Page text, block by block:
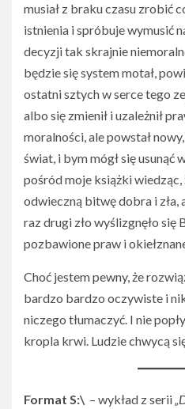
musiał z braku czasu zrobić
istnienia i spróbuje wymusić
decyzji tak skrajnie
będzie się system motał,
ostatni sztych w serce tego
albo się zmienił i uzależnił
moralności, ale powstał
świat, i bym mógł się usunąć
pośród moje książki wiedząc,
odwieczną bitwę dobra i zła,
raz drugi zło wyślizgnęło się
pozbawione praw i
Choć jestem pewny, że
bardzo bardzo oczywiste i
niczego tłumaczyć. I nie
kropla krwi. Ludzie chwycą
Format S:\ – wykład z serii